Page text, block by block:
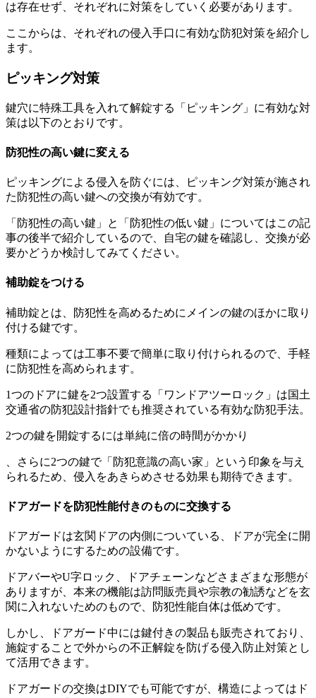
は存在せず、それぞれに対策をしていく必要があります。
ここからは、それぞれの侵入手口に有効な防犯対策を紹介し
ます。
ピッキング対策
鍵穴に特殊工具を入れて解錠する「ピッキング」に有効な対
策は以下のとおりです。
防犯性の高い鍵に変える
ピッキングによる侵入を防ぐには、ピッキング対策が施され
た防犯性の高い鍵への交換が有効です。
「防犯性の高い鍵」と「防犯性の低い鍵」についてはこの記
事の後半で紹介しているので、自宅の鍵を確認し、交換が必
要かどうか検討してみてください。
補助錠をつける
補助錠とは、防犯性を高めるためにメインの鍵のほかに取り
付ける鍵です。
種類によっては工事不要で簡単に取り付けられるので、手軽
に防犯性を高められます。
1つのドアに鍵を2つ設置する「ワンドアツーロック」は国土
交通省の防犯設計指針でも推奨されている有効な防犯手法。
2つの鍵を開錠するには単純に倍の時間がかかり
、さらに2つの鍵で「防犯意識の高い家」という印象を与え
られるため、侵入をあきらめさせる効果も期待できます。
ドアガードを防犯性能付きのものに交換する
ドアガードは玄関ドアの内側についている、ドアが完全に開
かないようにするための設備です。
ドアバーやU字ロック、ドアチェーンなどさまざまな形態が
ありますが、本来の機能は訪問販売員や宗教の勧誘などを玄
関に入れないためのもので、防犯性能自体は低めです。
しかし、ドアガード中には鍵付きの製品も販売されており、
施錠することで外からの不正解錠を防げる侵入防止対策とし
て活用できます。
ドアガードの交換はDIYでも可能ですが、構造によってはド